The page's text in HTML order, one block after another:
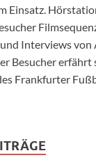
Einsatz.
Interviews von
Besucher erfährt
Frankfurter